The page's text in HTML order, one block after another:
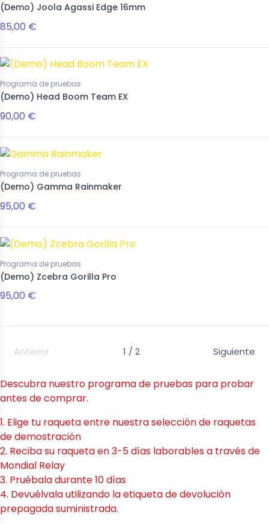
Descubra nuestro programa de pruebas para probar
antes de comprar.
1. Elige tu raqueta entre nuestra selección de raquetas
de demostración
2. Reciba su raqueta en 3-5 días laborables a través de
Mondial Relay
3. Pruébala durante 10 días
4. Devuélvala utilizando la etiqueta de devolución
prepagada suministrada.
(Demo) Joola Agassi Edge 16mm
85,00 €
Programa de pruebas
(Demo) Head Boom Team EX
90,00 €
Programa de pruebas
(Demo) Gamma Rainmaker
95,00 €
Programa de pruebas
(Demo) Zcebra Gorilla Pro
95,00 €
Anterior 1 / 2 Siguiente